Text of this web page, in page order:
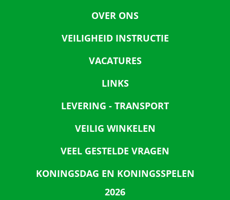
OVER ONS
VEILIGHEID INSTRUCTIE
VACATURES
LINKS
LEVERING - TRANSPORT
VEILIG WINKELEN
VEEL GESTELDE VRAGEN
KONINGSDAG EN KONINGSSPELEN
2026